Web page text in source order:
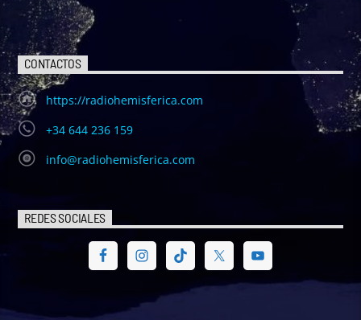
CONTACTOS
https://radiohemisferica.com
+34 644 236 159
info@radiohemisferica.com
REDES SOCIALES